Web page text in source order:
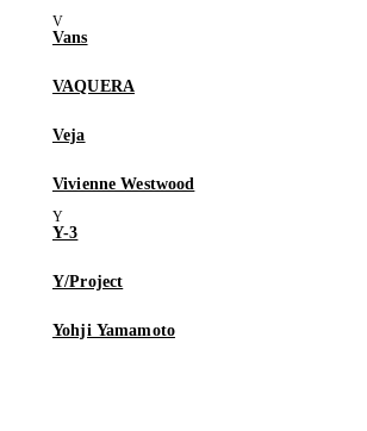
Vans
VAQUERA
Veja
Vivienne Westwood
Y-3
Y/Project
Yohji Yamamoto